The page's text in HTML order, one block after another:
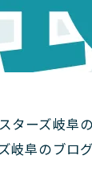
ターズ岐阜の
岐阜のブロ